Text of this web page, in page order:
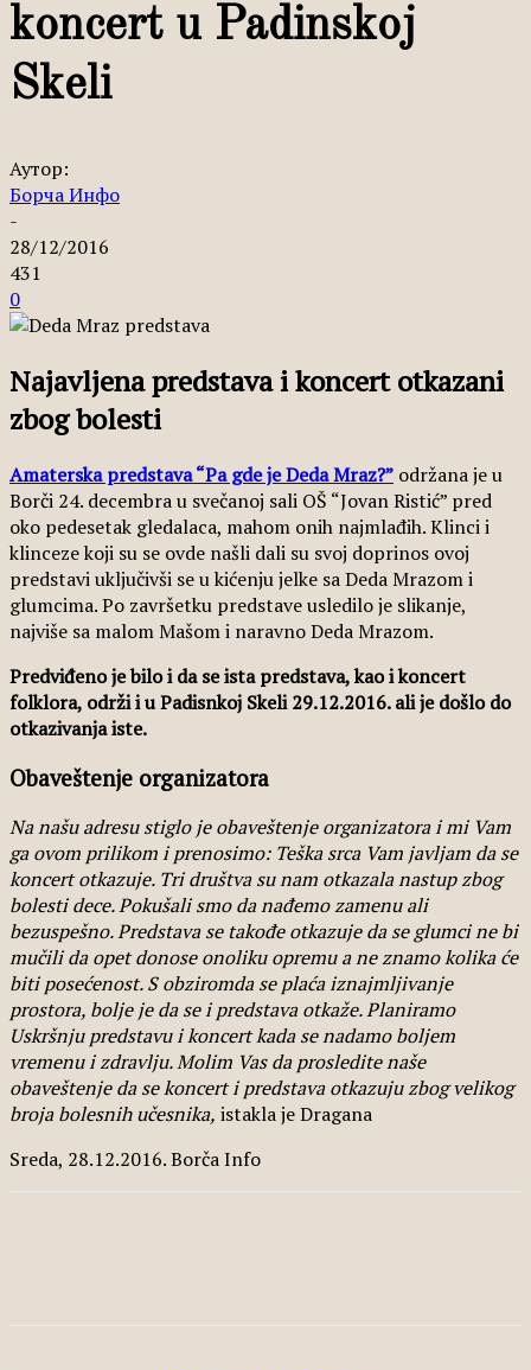
koncert u Padinskoj
Skeli
Аутор:
Борча Инфо
-
28/12/2016
431
0
Najavljena predstava i koncert otkazani
zbog bolesti
Amaterska predstava “Pa gde je Deda Mraz?” održana je u
Borči 24. decembra u svečanoj sali OŠ “Jovan Ristić” pred
oko pedesetak gledalaca, mahom onih najmlađih. Klinci i
klinceze koji su se ovde našli dali su svoj doprinos ovoj
predstavi uključivši se u kićenju jelke sa Deda Mrazom i
glumcima. Po završetku predstave usledilo je slikanje,
najviše sa malom Mašom i naravno Deda Mrazom.
Predviđeno je bilo i da se ista predstava, kao i koncert
folklora, održi i u Padisnkoj Skeli 29.12.2016. ali je došlo do
otkazivanja iste.
Obaveštenje organizatora
Na našu adresu stiglo je obaveštenje organizatora i mi Vam
ga ovom prilikom i prenosimo: Teška srca Vam javljam da se
koncert otkazuje. Tri društva su nam otkazala nastup zbog
bolesti dece. Pokušali smo da nađemo zamenu ali
bezuspešno. Predstava se takođe otkazuje da se glumci ne bi
mučili da opet donose onoliku opremu a ne znamo kolika će
biti posećenost. S obziromda se plaća iznajmljivanje
prostora, bolje je da se i predstava otkaže. Planiramo
Uskršnju predstavu i koncert kada se nadamo boljem
vremenu i zdravlju. Molim Vas da prosledite naše
obaveštenje da se koncert i predstava otkazuju zbog velikog
broja bolesnih učesnika, istakla je Dragana
Sreda, 28.12.2016. Borča Info